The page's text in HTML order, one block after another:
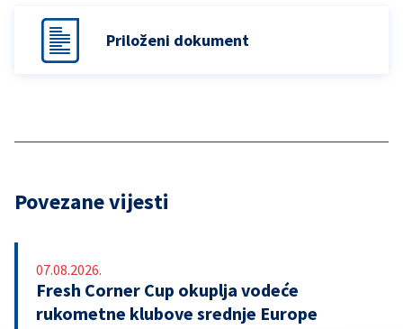
Priloženi dokument
Povezane vijesti
07.08.2026.
Fresh Corner Cup okuplja vodeće
rukometne klubove srednje Europe